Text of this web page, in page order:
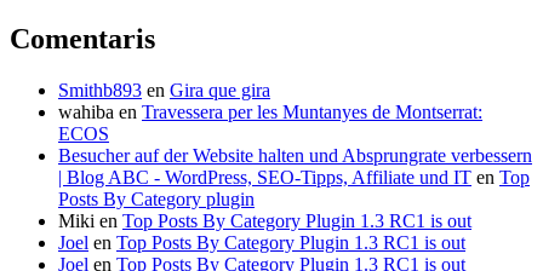
Comentaris
Smithb893 en Gira que gira
wahiba en Travessera per les Muntanyes de Montserrat:
ECOS
Besucher auf der Website halten und Absprungrate verbessern
| Blog ABC - WordPress, SEO-Tipps, Affiliate und IT en Top
Posts By Category plugin
Miki en Top Posts By Category Plugin 1.3 RC1 is out
Joel en Top Posts By Category Plugin 1.3 RC1 is out
Joel en Top Posts By Category Plugin 1.3 RC1 is out